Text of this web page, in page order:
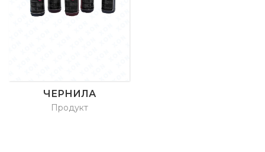
ЧЕРНИЛА
Продукт